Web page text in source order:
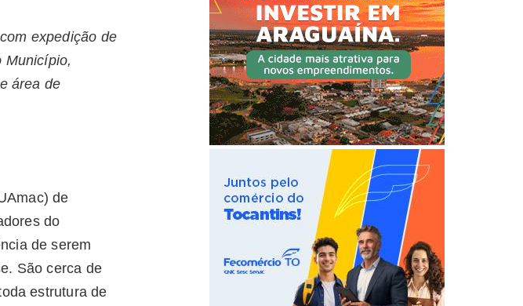
expedição de
Município,
área de
de
do
de serem
São cerca de
estrutura de